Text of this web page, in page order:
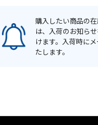
購入したい商品の
は、入荷のお知ら
けます。入荷時に
たします。